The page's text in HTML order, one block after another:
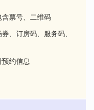
票号、二维码
、订房码、服务码、
约信息